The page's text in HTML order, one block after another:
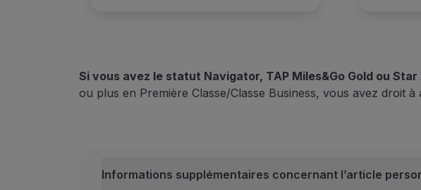
Si vous avez le statut Navigator, TAP Miles&Go Gold ou Star
ou plus en Première Classe/Classe Business, vous avez droit
Informations supplémentaires concernant l’article